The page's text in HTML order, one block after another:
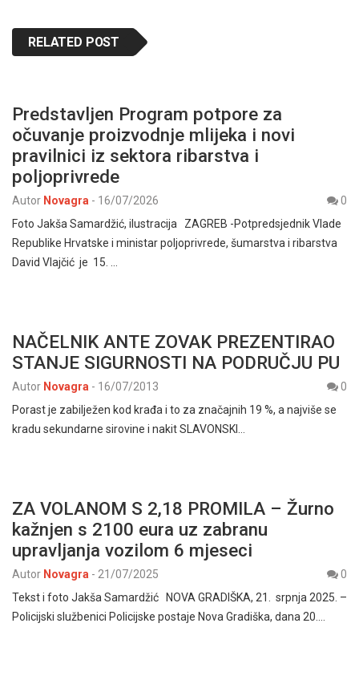
RELATED POST
Predstavljen Program potpore za
očuvanje proizvodnje mlijeka i novi
pravilnici iz sektora ribarstva i
poljoprivrede
Autor Novagra - 16/07/2026
0
Foto Jakša Samardžić, ilustracija ZAGREB -Potpredsjednik Vlade
Republike Hrvatske i ministar poljoprivrede, šumarstva i ribarstva
David Vlajčić je 15. …
NAČELNIK ANTE ZOVAK PREZENTIRAO
STANJE SIGURNOSTI NA PODRUČJU PU
Autor Novagra - 16/07/2013
0
Porast je zabilježen kod krađa i to za značajnih 19 %, a najviše se
kradu sekundarne sirovine i nakit SLAVONSKI…
ZA VOLANOM S 2,18 PROMILA – Žurno
kažnjen s 2100 eura uz zabranu
upravljanja vozilom 6 mjeseci
Autor Novagra - 21/07/2025
0
Tekst i foto Jakša Samardžić NOVA GRADIŠKA, 21. srpnja 2025. –
Policijski službenici Policijske postaje Nova Gradiška, dana 20.…